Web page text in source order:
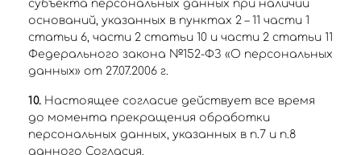
субъекта персональных данных при наличии
оснований, указанных в пунктах 2 – 11 части 1
статьи 6, части 2 статьи 10 и части 2 статьи 11
Федерального закона №152-ФЗ «О персональных
данных» от 27.07.2006 г.
10. Настоящее согласие действует все время
до момента прекращения обработки
персональных данных, указанных в п.7 и п.8
данного Согласия.